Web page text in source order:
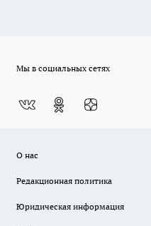
Мы в социальных сетях
О нас
Редакционная политика
Юридическая информация